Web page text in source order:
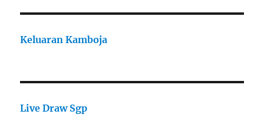
Keluaran Kamboja
Live Draw Sgp